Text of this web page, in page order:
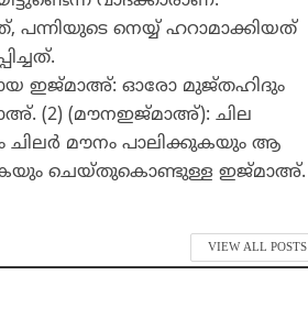
നെയ്യ് ഹറാമാക്കിയത്
ഇജ്മാഅ്: ഓരോ മുജ്തഹിദും
(2) (മൗനഇജ്മാഅ്): ചില
ചിലര്‍ മൗനം പാലിക്കുകയും ആ
ചെയ്തുകൊണ്ടുള്ള ഇജ്മാഅ്.
VIEW ALL POSTS